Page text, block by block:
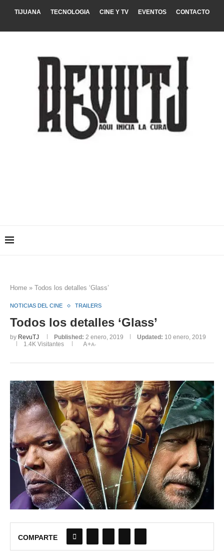
TIJUANA TECNOLOGIA CINE Y TV EVENTOS CONTACTO
Home » Todos los detalles ‘Glass’
NOTICIAS DEL CINE TRAILERS
Todos los detalles ‘Glass’
by RevuTJ Published: 2 enero, 2019 Updated: 10 enero, 2019
1.4K Visitantes A+A-
COMPARTE